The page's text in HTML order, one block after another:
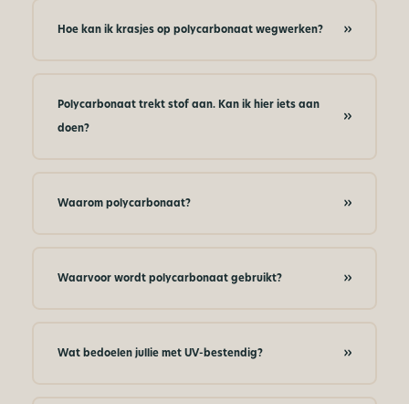
Hoe kan ik krasjes op polycarbonaat wegwerken?
Polycarbonaat trekt stof aan. Kan ik hier iets aan
doen?
Waarom polycarbonaat?
Waarvoor wordt polycarbonaat gebruikt?
Wat bedoelen jullie met UV-bestendig?